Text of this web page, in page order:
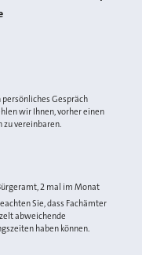
persönliches Gespräch
wir Ihnen, vorher einen
zu vereinbaren.
2 mal im Monat
Sie, dass Fachämter
abweichende
haben können.